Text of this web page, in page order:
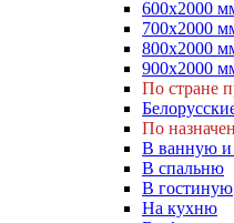
600х2000
700х2000
800х2000
900х2000
По стране
По
В ванную и
В спальню
В гостиную
На кухню